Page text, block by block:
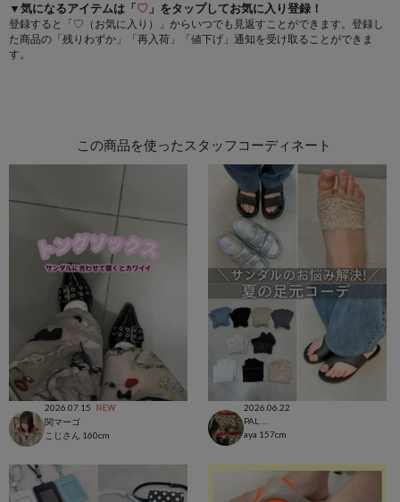
▼気になるアイテムは「♡ 」をタップしてお気に入り登録！
登録すると「♡（お気に入り）」からいつでも見返すことができます。登録し
た商品の「残りわずか」「再入荷」「値下げ」通知を受け取ることができま
す。
この商品を使ったスタッフコーディネート
2026.07.15 NEW
関マーゴ
こじさん 160cm
2026.06.22
aya 157cm